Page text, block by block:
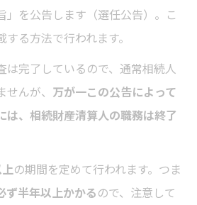
」を公告します（選任公告）。こ
る方法で行われます。
は完了しているので、通常相続人
んが、 万が一この公告によって
は、相続財産清算人の職務は終了
の期間を定めて行われます。つま
ず半年以上かかるので、注意して